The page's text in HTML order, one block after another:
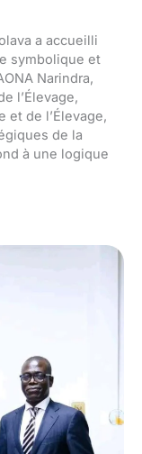
a accueilli
symbolique et
Narindra,
l’Élevage,
et de l’Élevage,
de la
à une logique